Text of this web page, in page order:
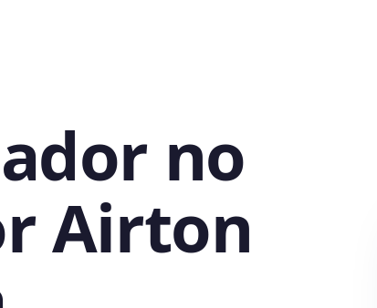
no
Airton